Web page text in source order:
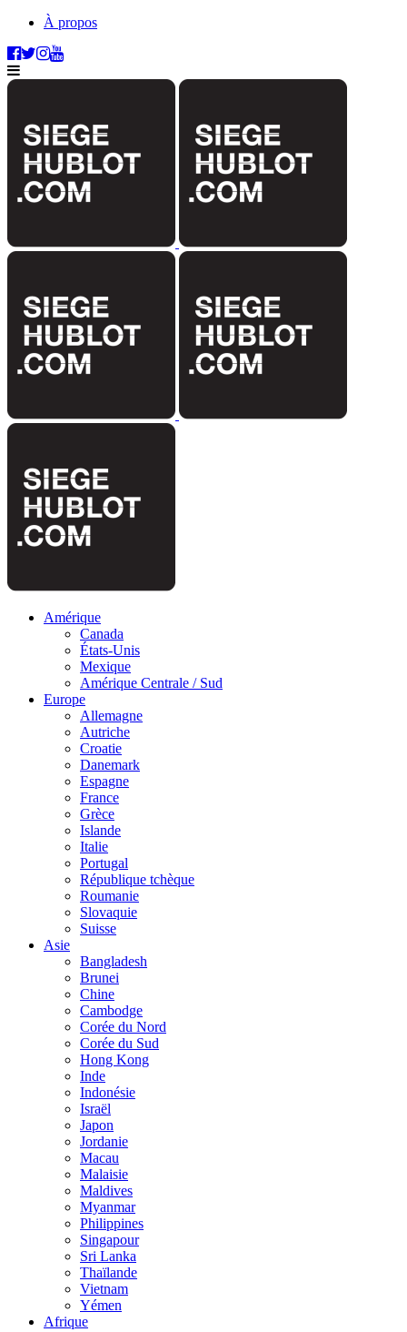
À propos
Amérique
Canada
États-Unis
Mexique
Amérique Centrale / Sud
Europe
Allemagne
Autriche
Croatie
Danemark
Espagne
France
Grèce
Islande
Italie
Portugal
République tchèque
Roumanie
Slovaquie
Suisse
Asie
Bangladesh
Brunei
Chine
Cambodge
Corée du Nord
Corée du Sud
Hong Kong
Inde
Indonésie
Israël
Japon
Jordanie
Macau
Malaisie
Maldives
Myanmar
Philippines
Singapour
Sri Lanka
Thaïlande
Vietnam
Yémen
Afrique